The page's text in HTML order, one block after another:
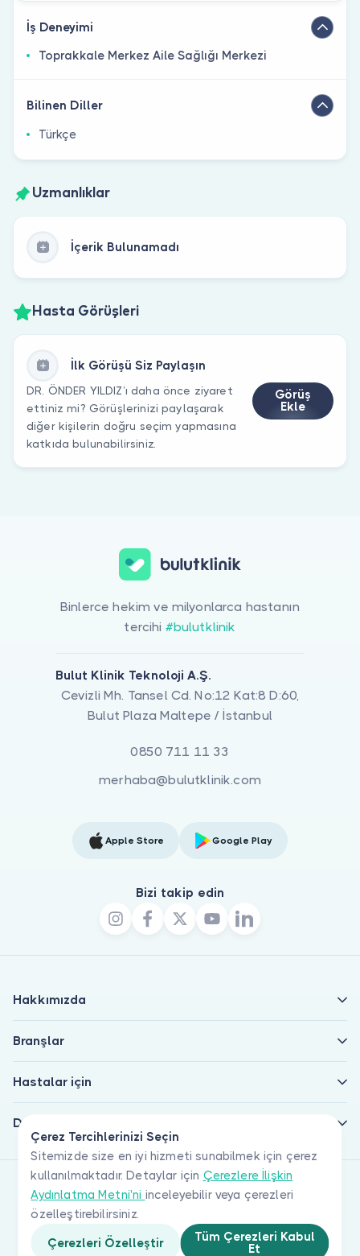
İş Deneyimi
Toprakkale Merkez Aile Sağlığı Merkezi
Bilinen Diller
Türkçe
Uzmanlıklar
İçerik Bulunamadı
Hasta Görüşleri
İlk Görüşü Siz Paylaşın
DR. ÖNDER YILDIZ’ı daha önce ziyaret
ettiniz mi? Görüşlerinizi paylaşarak
diğer kişilerin doğru seçim yapmasına
katkıda bulunabilirsiniz.
Görüş
Ekle
Çerez Tercihlerinizi Seçin
Sitemizde size en iyi hizmeti sunabilmek için çerez
kullanılmaktadır. Detaylar için Çerezlere İlişkin
Aydınlatma Metni'ni inceleyebilir veya çerezleri
özelleştirebilirsiniz.
Çerezleri Özelleştir
Tüm Çerezleri Kabul
Et
Binlerce hekim ve milyonlarca hastanın
tercihi #bulutklinik
Bulut Klinik Teknoloji A.Ş.
Cevizli Mh. Tansel Cd. No:12 Kat:8 D:60,
Bulut Plaza Maltepe / İstanbul
0850 711 11 33
merhaba@bulutklinik.com
Apple Store Google Play
Bizi takip edin
Hakkımızda
Branşlar
Hastalar için
Doktorlar için